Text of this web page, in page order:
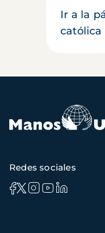
Ir a la
católica
Redes sociales